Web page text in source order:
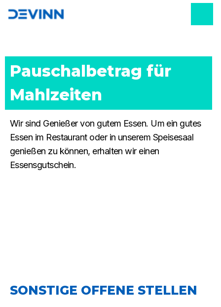
Pauschalbetrag für
Mahlzeiten
Wir sind Genießer von gutem Essen. Um ein gutes
Essen im Restaurant oder in unserem Speisesaal
genießen zu können, erhalten wir einen
Essensgutschein.
SONSTIGE OFFENE STELLEN